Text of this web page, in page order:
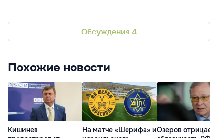
Обсуждения 4
Похожие новости
Кишинев
На матче «Шерифа» иОзеров отрицает